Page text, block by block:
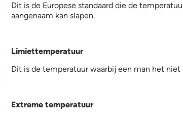
Dit is de Europese standaard die de
aangenaam kan slapen.
Limiettemperatuur
Dit is de temperatuur waarbij een man het
temp.jpg
Extreme temperatuur